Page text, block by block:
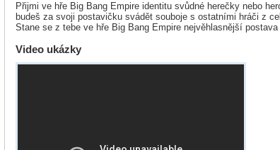
Přijmi ve hře Big Bang Empire identitu svůdné herečky nebo
budeš za svoji postavičku svádět souboje s ostatními hráči z
Stane se z tebe ve hře Big Bang Empire nejvěhlasnější
Video ukázky